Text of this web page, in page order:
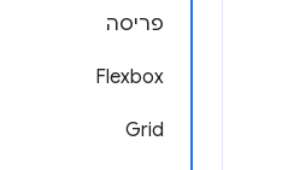
פריסה
Flexbox
Grid